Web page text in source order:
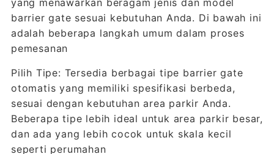
yang menawarkan beragam jenis dan model
barrier gate sesuai kebutuhan Anda. Di bawah ini
adalah beberapa langkah umum dalam proses
pemesanan
Pilih Tipe: Tersedia berbagai tipe barrier gate
otomatis yang memiliki spesifikasi berbeda,
sesuai dengan kebutuhan area parkir Anda.
Beberapa tipe lebih ideal untuk area parkir besar,
dan ada yang lebih cocok untuk skala kecil
seperti perumahan